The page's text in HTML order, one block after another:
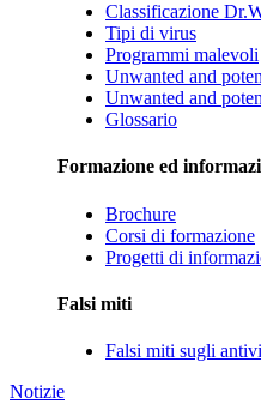
Classificazione
Tipi di virus
Programmi malevoli
Unwanted and
Unwanted and
Glossario
Formazione ed
Brochure
Corsi di formazione
Progetti di
Falsi miti
Falsi miti sugli
Notizie